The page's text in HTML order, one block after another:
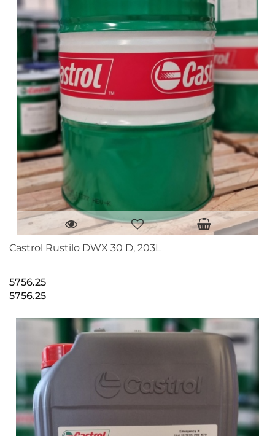
Castrol Rustilo DWX 30 D, 203L
5756.25
5756.25